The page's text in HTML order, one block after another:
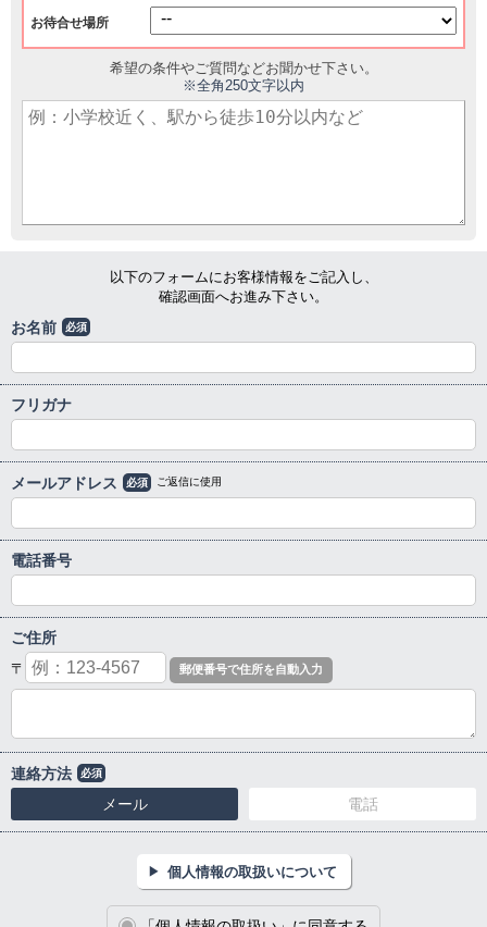
お待合せ場所
希望の条件やご質問などお聞かせ下さい。
※全角250文字以内
以下のフォームにお客様情報をご記入し、
確認画面へお進み下さい。
お名前 必須
フリガナ
メールアドレス 必須 ご返信に使用
電話番号
ご住所
〒
連絡方法 必須
メール 電話
個人情報の取扱いについて